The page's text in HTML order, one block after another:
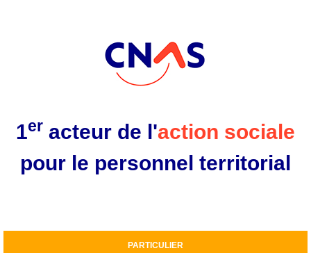
1er acteur de l'action sociale
pour le personnel territorial
PARTICULIER